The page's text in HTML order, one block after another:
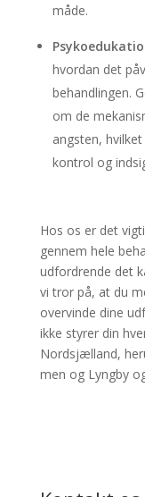
måde.
hvordan det
behandlingen.
om de
angsten,
kontrol og
Hos os er det
gennem hele
udfordrende det
vi tror på, at du
overvinde dine
ikke styrer din
Nordsjælland,
men og Lyngby